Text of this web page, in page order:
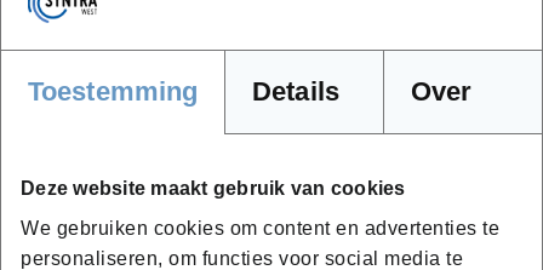
Toestemming Details Over
Deze website maakt gebruik van cookies
We gebruiken cookies om content en advertenties te
personaliseren, om functies voor social media te
Basis hygiëne en veiligheid
Onderhoud en reiniging
Bacterie- en temperatuurbeheersing
Brandveiligheid
Praktijk EHBO